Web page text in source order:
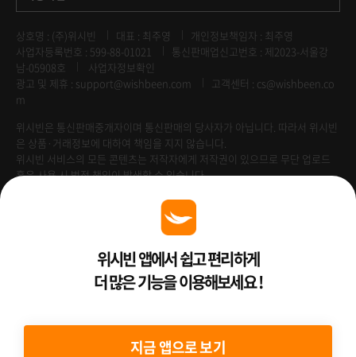
상호명 : (주)위시빈 대표 : 최주영
개인정보책임자 : 최주영
사업자등록번호 : 599-88-01021
통신판매업신고번호 : 제2023-서울강
남-05908호
사업자정보확인
광고 및 제휴 : support@wishbeen.com
고객센터 : cs@wishbeen.co
m
위시빈은 통신판매중개자이며 통신판매의 당사자가 아닙니다. 따라서 위시빈
은 상품·거래정보에 대하여 책임을 지지 않습니다.
위시빈 서비스의 모든 콘텐츠는 저작자에게 저작권이 있으므로 무단 업로드
혹은 사용 시 법적 책임이 발생할 수 있습니다.
Venture Enterprise위시빈 앱에서 쉽고 편리하게
더 많은 기능을 이용해보세요 !
지금 앱으로 보기